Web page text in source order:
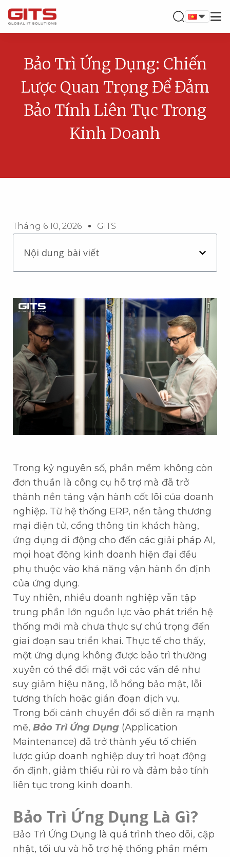
Bảo Trì Ứng Dụng: Chiến
Lược Quan Trọng Để Đảm
Bảo Tính Liên Tục Trong
Kinh Doanh
Tháng 6 10, 2026 GITS
Nội dung bài viết
Trong kỷ nguyên số, phần mềm không còn
đơn thuần là công cụ hỗ trợ mà đã trở
thành nền tảng vận hành cốt lõi của doanh
nghiệp. Từ hệ thống ERP, nền tảng thương
mại điện tử, cổng thông tin khách hàng,
ứng dụng di động cho đến các giải pháp AI,
mọi hoạt động kinh doanh hiện đại đều
phụ thuộc vào khả năng vận hành ổn định
của ứng dụng.
Tuy nhiên, nhiều doanh nghiệp vẫn tập
trung phần lớn nguồn lực vào phát triển hệ
thống mới mà chưa thực sự chú trọng đến
giai đoạn sau triển khai. Thực tế cho thấy,
một ứng dụng không được bảo trì thường
xuyên có thể đối mặt với các vấn đề như
suy giảm hiệu năng, lỗ hổng bảo mật, lỗi
tương thích hoặc gián đoạn dịch vụ.
Trong bối cảnh chuyển đổi số diễn ra mạnh
mẽ, Bảo Trì Ứng Dụng (Application
Maintenance) đã trở thành yếu tố chiến
lược giúp doanh nghiệp duy trì hoạt động
ổn định, giảm thiểu rủi ro và đảm bảo tính
liên tục trong kinh doanh.
Bảo Trì Ứng Dụng Là Gì?
Bảo Trì Ứng Dụng là quá trình theo dõi, cập
nhật, tối ưu và hỗ trợ hệ thống phần mềm